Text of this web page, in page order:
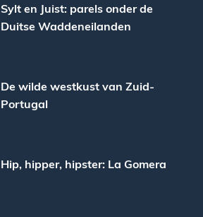
Sylt en Juist: parels onder de
Duitse Waddeneilanden
De wilde westkust van Zuid-
Portugal
Hip, hipper, hipster: La Gomera